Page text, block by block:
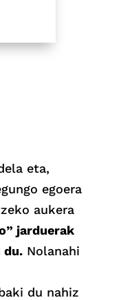
eta,
egoera
aukera
jarduerak
du.Nolanahi
du nahiz